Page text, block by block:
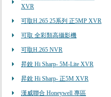
XVR
可取H.265 25系列 正5MP XVR
可取 全彩類高攝影機
可取H.265 NVR
昇銳 Hi Sharp- 5M-Lite XVR
昇銳 Hi Sharp- 正5M XVR
漢威聯合 Honeywell 專區